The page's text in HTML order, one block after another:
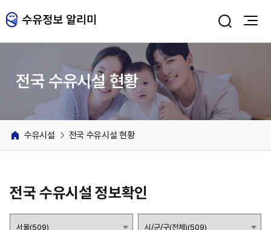
전국 수유시설 현황
수유시설 전국 수유시설 현황
전국 수유시설 정보확인